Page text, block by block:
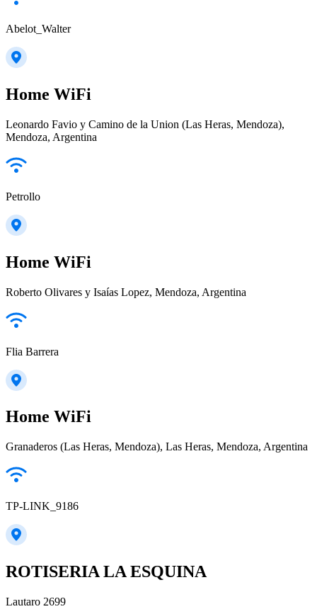
Abelot_Walter
Home WiFi
Leonardo Favio y Camino de la Union (Las Heras, Mendoza),
Mendoza, Argentina
Petrollo
Home WiFi
Roberto Olivares y Isaías Lopez, Mendoza, Argentina
Flia Barrera
Home WiFi
Granaderos (Las Heras, Mendoza), Las Heras, Mendoza, Argentina
TP-LINK_9186
ROTISERIA LA ESQUINA
Lautaro 2699